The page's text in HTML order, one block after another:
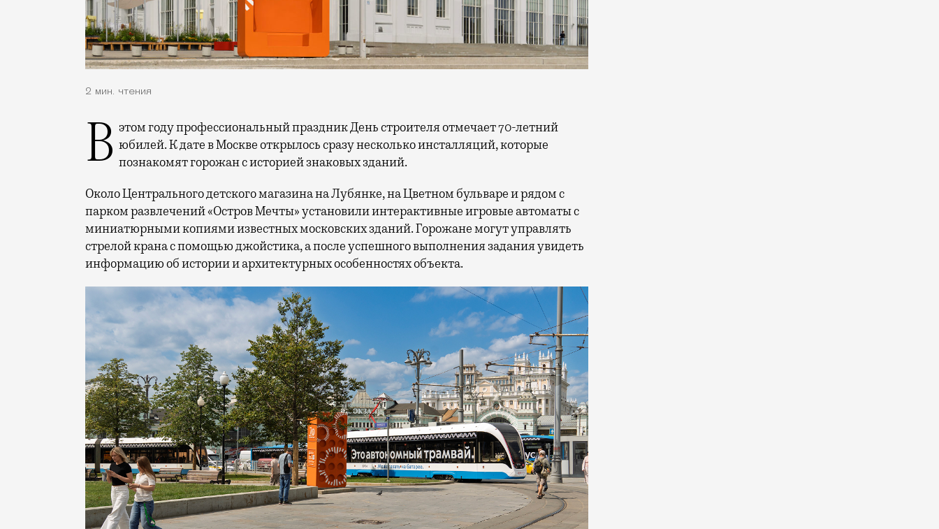
2 мин. чтения
В этом году профессиональный праздник День строителя отмечает 70-летний юбилей. К дате в Москве открылось сразу несколько инсталляций, которые
познакомят горожан с историей знаковых зданий.
Около Центрального детского магазина на Лубянке, на Цветном бульваре и рядом с
парком развлечений «Остров Мечты» установили интерактивные игровые автоматы с
миниатюрными копиями известных московских зданий. Горожане могут управлять
стрелой крана с помощью джойстика, а после успешного выполнения задания увидеть
информацию об истории и архитектурных особенностях объекта.